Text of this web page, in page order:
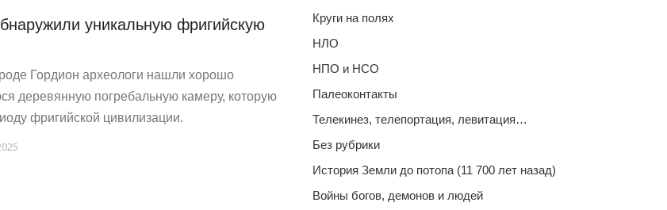
уникальную фригийскую
Гордион археологи нашли хорошо
деревянную погребальную камеру, которую
фригийской цивилизации.
Круги на полях
НЛО
НПО и НСО
Палеоконтакты
Телекинез, телепортация, левитация…
Без рубрики
История Земли до потопа (11 700 лет назад)
Войны богов, демонов и людей